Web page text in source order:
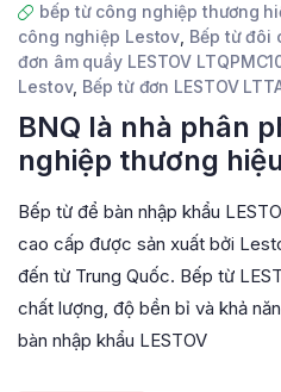
bếp từ công nghiệp thương
công nghiệp Lestov Bếp từ đôi
đơn âm quầy LESTOV
Lestov, Bếp từ đơn LESTOV
BNQ là nhà phân
nghiệp thương
Bếp từ để bàn nhập khẩu
cao cấp được sản xuất bởi
đến từ Trung Quốc. Bếp từ
chất lượng, độ bền bỉ và khả
bàn nhập khẩu LESTOV